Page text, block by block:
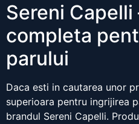
Sereni Capelli
completa
parului
Daca esti in cautarea unor
superioara pentru ingrijirea
brandul Sereni Capelli.